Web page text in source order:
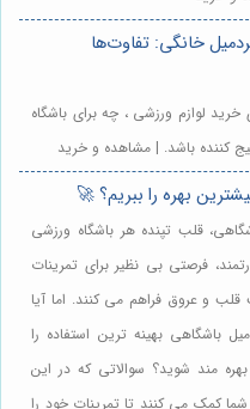
خانگی: تفاوت‌ها
لوازم ورزشی ، چه برای باشگاه
کننده باشد. | مشاهده و خرید
بهره را ببریم؟ 🚀
قلب تپنده هر باشگاه ورزشی
فرصتی بی نظیر برای تمرینات
و عروق فراهم می کنند. اما آیا
باشگاهی بهینه ترین استفاده را
مند شوید؟ سوالاتی که در این
کمک می کنند تا تمرینات خود را